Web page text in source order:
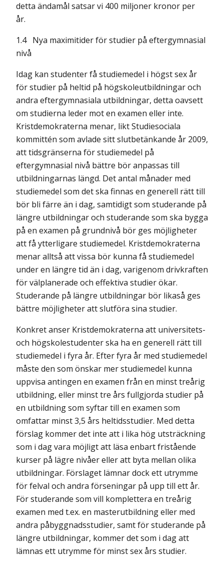
detta ändamål satsar vi 400 miljoner kronor per
år.
1.4 Nya maximitider för studier på eftergymnasial
nivå
Idag kan studenter få studiemedel i högst sex år
för studier på heltid på högskole­utbildningar och
andra eftergymnasiala utbildningar, detta oavsett
om studierna leder mot en examen eller inte.
Kristdemokraterna menar, likt Studiesociala
kommittén som avlade sitt slutbetänkande år 2009,
att tidsgränserna för studiemedel på
eftergymnasial nivå bättre bör anpassas till
utbildningarnas längd. Det antal månader med
studiemedel som det ska finnas en generell rätt till
bör bli färre än i dag, samtidigt som studerande på
längre utbildningar och studerande som ska bygga
på en examen på grundnivå bör ges möjligheter
att få ytterligare studiemedel. Kristdemokraterna
menar alltså att vissa bör kunna få studiemedel
under en längre tid än i dag, varigenom drivkraften
för väl­planerade och effektiva studier ökar.
Studerande på längre utbildningar bör likaså ges
bättre möjligheter att slutföra sina studier.
Konkret anser Kristdemokraterna att universitets-
och högskolestudenter ska ha en generell rätt till
studiemedel i fyra år. Efter fyra år med studiemedel
måste den som önskar mer studiemedel kunna
uppvisa antingen en examen från en minst treårig
utbildning, eller minst tre års fullgjorda studier på
en utbildning som syftar till en examen som
omfattar minst 3,5 års heltidsstudier. Med detta
förslag kommer det inte att i lika hög utsträckning
som i dag vara möjligt att läsa enbart fristående
kurser på lägre nivåer eller att byta mellan olika
utbildningar. Förslaget lämnar dock ett utrymme
för felval och andra förseningar på upp till ett år.
För studerande som vill komplettera en treårig
examen med t.ex. en masterutbildning eller med
andra påbyggnadsstudier, samt för studerande på
längre utbildningar, kommer det som i dag att
lämnas ett utrymme för minst sex års studier.